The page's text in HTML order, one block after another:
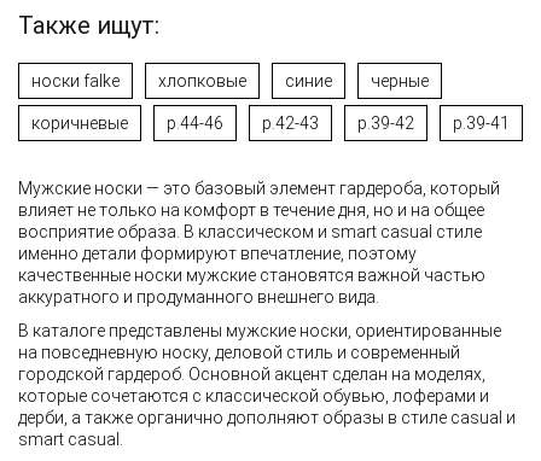
Также ищут:
носки falke хлопковые синие черные
коричневые р.44-46 р.42-43 р.39-42 р.39-41
Мужские носки — это базовый элемент гардероба, который
влияет не только на комфорт в течение дня, но и на общее
восприятие образа. В классическом и smart casual стиле
именно детали формируют впечатление, поэтому
качественные носки мужские становятся важной частью
аккуратного и продуманного внешнего вида.
В каталоге представлены мужские носки, ориентированные
на повседневную носку, деловой стиль и современный
городской гардероб. Основной акцент сделан на моделях,
которые сочетаются с классической обувью, лоферами и
дерби, а также органично дополняют образы в стиле casual и
smart casual.